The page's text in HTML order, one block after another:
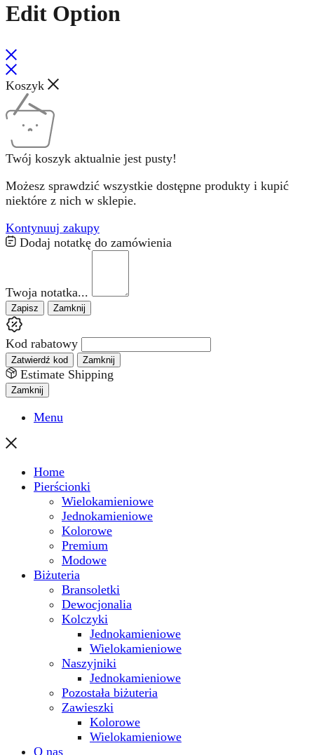
Edit Option
Koszyk
Twój koszyk aktualnie jest pusty!
Możesz sprawdzić wszystkie dostępne produkty i kupić
niektóre z nich w sklepie.
Kontynuuj zakupy
Dodaj notatkę do zamówienia
Twoja notatka...
Zapisz Zamknij
Kod rabatowy
Zatwierdź kod Zamknij
Estimate Shipping
Zamknij
Menu
Home
Pierścionki
Wielokamieniowe
Jednokamieniowe
Kolorowe
Premium
Modowe
Biżuteria
Bransoletki
Dewocjonalia
Kolczyki
Jednokamieniowe
Wielokamieniowe
Naszyjniki
Jednokamieniowe
Pozostała biżuteria
Zawieszki
Kolorowe
Wielokamieniowe
O nas